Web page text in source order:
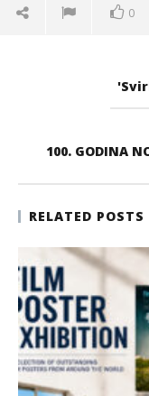
0
100. GODINA
RELATED POSTS